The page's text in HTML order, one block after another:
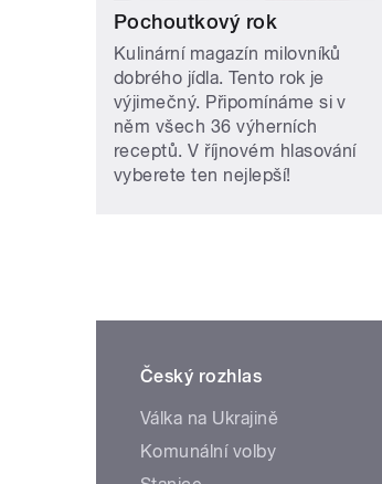
Pochoutkový rok
Kulinární magazín milovníků
dobrého jídla. Tento rok je
výjimečný. Připomínáme si v
něm všech 36 výherních
receptů. V říjnovém hlasování
vyberete ten nejlepší!
Český rozhlas
Válka na Ukrajině
Komunální volby